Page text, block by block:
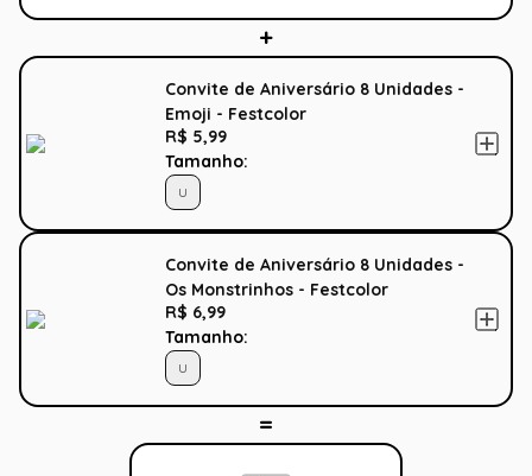
Convite de Aniversário 8 Unidades -
Emoji - Festcolor
R$ 5,99
Tamanho:
U
Convite de Aniversário 8 Unidades -
Os Monstrinhos - Festcolor
R$ 6,99
Tamanho:
U